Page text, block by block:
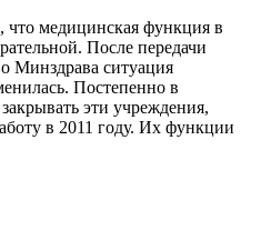
что медицинская функция в
После передачи
Минздрава ситуация
Постепенно в
эти учреждения,
в 2011 году. Их функции